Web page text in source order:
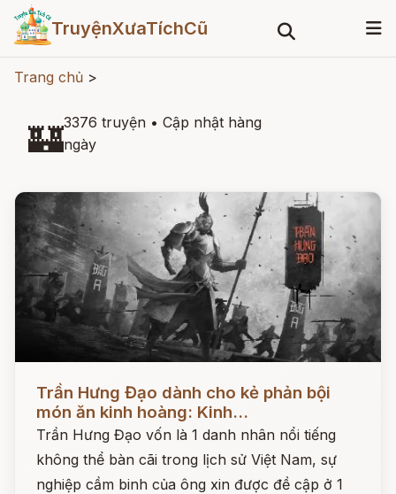
TruyệnXưaTíchCũ
Trang chủ >
🏰3376 truyện • Cập nhật hàng
ngày
Đọc ngay
Trần Hưng Đạo dành cho kẻ phản bội
món ăn kinh hoàng: Kinh...
Trần Hưng Đạo vốn là 1 danh nhân nổi tiếng
không thể bàn cãi trong lịch sử Việt Nam, sự
nghiệp cầm binh của ông xin được đề cập ở 1